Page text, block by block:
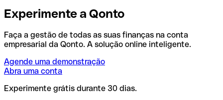
Experimente a Qonto
Faça a gestão de todas as suas finanças na conta
empresarial da Qonto. A solução online inteligente.
Agende uma demonstração
Abra uma conta
Experimente grátis durante 30 dias.